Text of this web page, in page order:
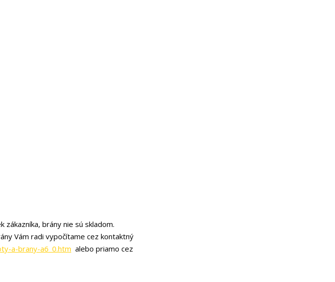
zákazníka, brány nie sú skladom.
Vám radi vypočítame cez kontaktný
a-brany-a6_0.htm alebo priamo cez